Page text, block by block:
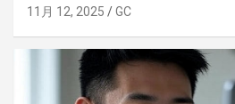
11月 12, 2025 GC